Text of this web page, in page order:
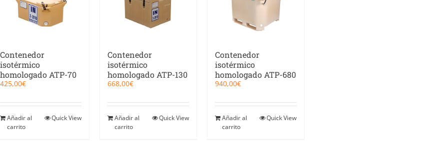
Contenedor
isotérmico
homologado ATP-70
425,00€
Añadir al
carrito
Quick View
Contenedor
isotérmico
homologado ATP-130
668,00€
Añadir al
carrito
Quick View
Contenedor
isotérmico
homologado ATP-680
940,00€
Añadir al
carrito
Quick View